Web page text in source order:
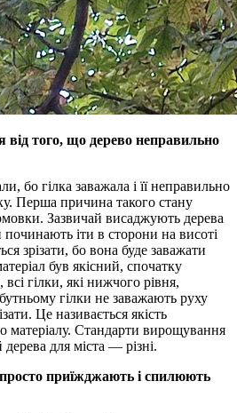
того, що дерево неправильно
бо гілка заважала і її неправильно
Перша причина такого стану
Зазвичай висаджують дерева
іти в сторони на висоті
зрізати, бо вона буде заважати
був якісний, спочатку
всі гілки, які нижчого рівня,
гілки не заважають руху
Це називається якість
матеріалу. Стандарти вирощування
для міста — різні.
приїжджають і спилюють